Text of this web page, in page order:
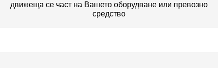
движеща се част на Вашето оборудване или превозно
средство